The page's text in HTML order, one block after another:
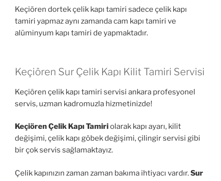
Keçiören dortek çelik kapı tamiri sadece çelik kapı
tamiri yapmaz aynı zamanda cam kapı tamiri ve
alüminyum kapı tamiri de yapmaktadır.
Keçiören Sur Çelik Kapı Kilit Tamiri Servisi
Keçiören çelik kapı tamiri servisi ankara profesyonel
servis, uzman kadromuzla hizmetinizde!
Keçiören Çelik Kapı Tamiriolarak kapı ayarı, kilit
değişimi, çelik kapı göbek değişimi, çilingir servisi gibi
bir çok servis sağlamaktayız.
Çelik kapınızın zaman zaman bakıma ihtiyacı vardır.Sur